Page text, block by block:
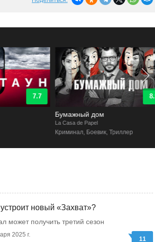
7.7 8.9
Бумажный дом
La Casa de Papel
Криминал, Боевик, Триллер
новый «Захват»?
может получить третий сезон
2025 г.
11